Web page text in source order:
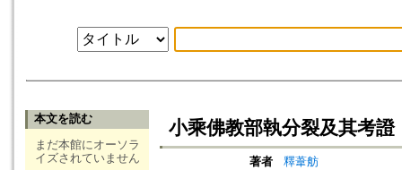
本文を読む
まだ本館にオーソラ
イズされていません
小乘佛教部執分裂及其考證
著者
釋葦舫